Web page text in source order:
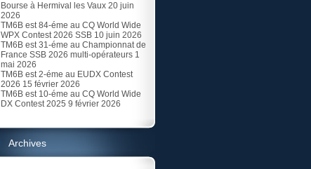
Bourse à Hermival les Vaux 20 juin
2026
TM6B est 84-éme au CQ World Wide
WPX Contest 2026 SSB 10 juin 2026
TM6B est 31-éme au Championnat de
France SSB 2026 multi-opérateurs 1
mai 2026
TM6B est 2-éme au EUDX Contest
2026 15 février 2026
TM6B est 10-éme au CQ World Wide
DX Contest 2025 9 février 2026
Archives